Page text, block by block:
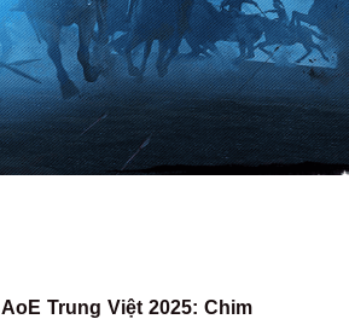
AoE Trung Việt 2025: Chim